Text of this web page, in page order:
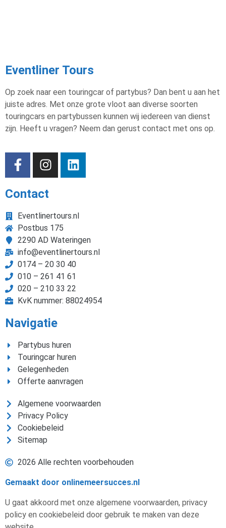
Eventliner Tours
Op zoek naar een touringcar of partybus? Dan bent u aan het
juiste adres. Met onze grote vloot aan diverse soorten
touringcars en partybussen kunnen wij iedereen van dienst
zijn. Heeft u vragen? Neem dan gerust contact met ons op.
Contact
Eventlinertours.nl
Postbus 175
2290 AD Wateringen
info@eventlinertours.nl
0174 – 20 30 40
010 – 261 41 61
020 – 210 33 22
KvK nummer: 88024954
Navigatie
Partybus huren
Touringcar huren
Gelegenheden
Offerte aanvragen
Algemene voorwaarden
Privacy Policy
Cookiebeleid
Sitemap
2026 Alle rechten voorbehouden
Gemaakt door onlinemeersucces.nl
U gaat akkoord met onze algemene voorwaarden, privacy
policy en cookiebeleid door gebruik te maken van deze